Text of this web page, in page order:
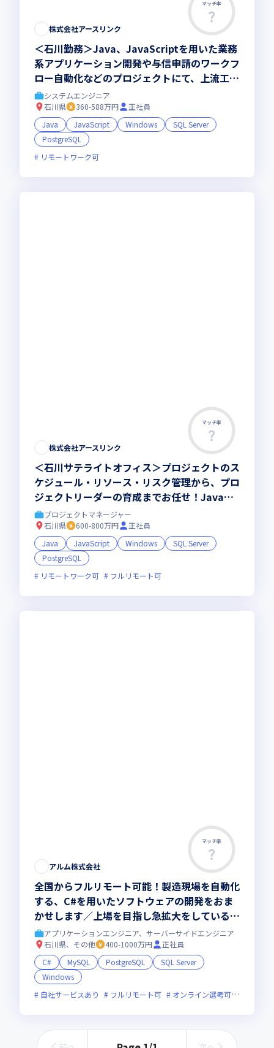
マッチ率
株式会社アースリンク
＜石川勤務＞Java、JavaScriptを用いた業務
系アプリケーション開発や与信申請のワークフ
ロー自動化などのプロジェクトにて、上流工程
をお任せ！これからのキャリアを築いていきま
せんか
システムエンジニア
石川県
360-588万円
正社員
Java
JavaScript Windows
SQL Server
PostgreSQL
リモートワーク可
マッチ率
株式会社アースリンク
＜石川サテライトオフィス＞プロジェクトのス
ケジュール・リソース・リスク管理から、プロ
ジェクトリーダーの育成までお任せ！JavaやJ
avaScriptでの開発経験を活かしませんか
プロジェクトマネージャー
石川県
600-800万円
正社員
Java
JavaScript Windows
SQL Server
PostgreSQL
リモートワーク可
フルリモート可
マッチ率
アルム株式会社
全国からフルリモート可能！製造現場を自動化
する、C#を用いたソフトウェアの開発をおま
かせします／上場を目指し急拡大をしているサ
ービスです
アプリケーションエンジニア、サーバーサイドエンジニア
石川県、その他
400-1000万円
正社員
C#
MySQL PostgreSQL
SQL Server
Windows
自社サービスあり
フルリモート可 オンライン選考可